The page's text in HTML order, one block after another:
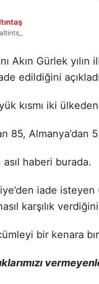
Akın Gürlek
edildiğini
kısmı iki
85, Almanya’dan
asıl haberi burada.
iade
karşılık
bir kenara